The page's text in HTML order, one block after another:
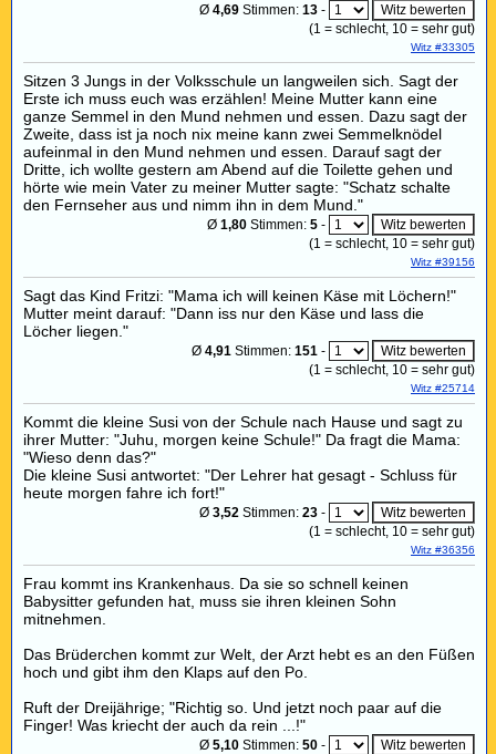
Ø 4,69 Stimmen: 13 -
(1 = schlecht, 10 = sehr gut)
Witz #33305
Sitzen 3 Jungs in der Volksschule un langweilen sich. Sagt der
Erste ich muss euch was erzählen! Meine Mutter kann eine
ganze Semmel in den Mund nehmen und essen. Dazu sagt der
Zweite, dass ist ja noch nix meine kann zwei Semmelknödel
aufeinmal in den Mund nehmen und essen. Darauf sagt der
Dritte, ich wollte gestern am Abend auf die Toilette gehen und
hörte wie mein Vater zu meiner Mutter sagte: "Schatz schalte
den Fernseher aus und nimm ihn in dem Mund."
Ø 1,80 Stimmen: 5 -
(1 = schlecht, 10 = sehr gut)
Witz #39156
Sagt das Kind Fritzi: "Mama ich will keinen Käse mit Löchern!"
Mutter meint darauf: "Dann iss nur den Käse und lass die
Löcher liegen."
Ø 4,91 Stimmen: 151 -
(1 = schlecht, 10 = sehr gut)
Witz #25714
Kommt die kleine Susi von der Schule nach Hause und sagt zu
ihrer Mutter: "Juhu, morgen keine Schule!" Da fragt die Mama:
"Wieso denn das?"
Die kleine Susi antwortet: "Der Lehrer hat gesagt - Schluss für
heute morgen fahre ich fort!"
Ø 3,52 Stimmen: 23 -
(1 = schlecht, 10 = sehr gut)
Witz #36356
Frau kommt ins Krankenhaus. Da sie so schnell keinen
Babysitter gefunden hat, muss sie ihren kleinen Sohn
mitnehmen.
Das Brüderchen kommt zur Welt, der Arzt hebt es an den Füßen
hoch und gibt ihm den Klaps auf den Po.
Ruft der Dreijährige; "Richtig so. Und jetzt noch paar auf die
Finger! Was kriecht der auch da rein ...!"
Ø 5,10 Stimmen: 50 -